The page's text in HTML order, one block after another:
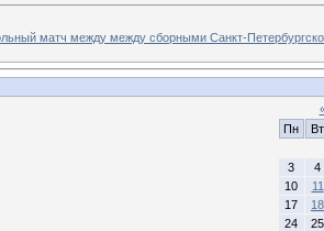
матч между между сборными Санкт-
Пн
Вт
3
4
10
11
17
18
24
25